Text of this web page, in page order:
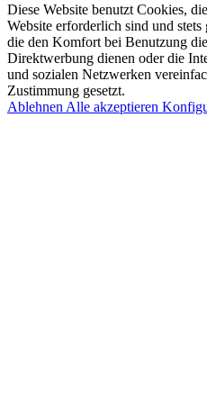
Diese Website benutzt Cookies,
Website erforderlich sind und
die den Komfort bei Benutzung
Direktwerbung dienen oder die
und sozialen Netzwerken
Zustimmung gesetzt.
Ablehnen Alle akzeptieren